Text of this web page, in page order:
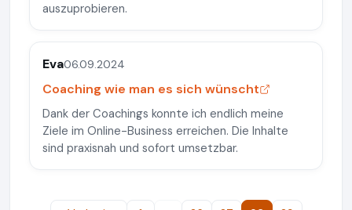
auszuprobieren.
Eva06.09.2024
Coaching wie man es sich wünscht
Dank der Coachings konnte ich endlich meine
Ziele im Online-Business erreichen. Die Inhalte
sind praxisnah und sofort umsetzbar.